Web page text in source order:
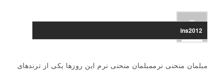
ins2012
مبلمان منحنی نرممبلمان منحنی نرم این روزها یکی از ترندهای